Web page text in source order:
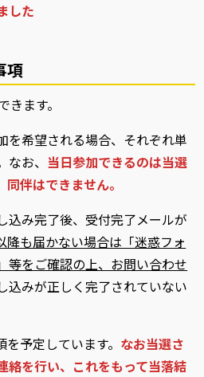
した
項
きます。
を希望される場合、それぞれ単
お、 当日参加できるのは当選
伴はできません。
込み完了後、受付完了メールが
降も届かない場合は「迷惑フォ
等をご確認の上、お問い合わせ
込みが正しく完了されていない
予定しています。 なお当選さ
絡を行い、これをもって当落結